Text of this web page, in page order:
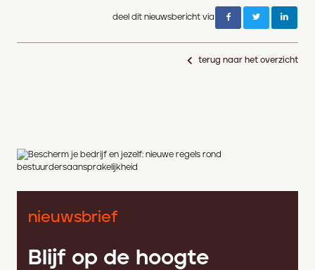
deel dit nieuwsbericht via
terug naar het overzicht
nieuwsbrief
Blijf op de hoogte